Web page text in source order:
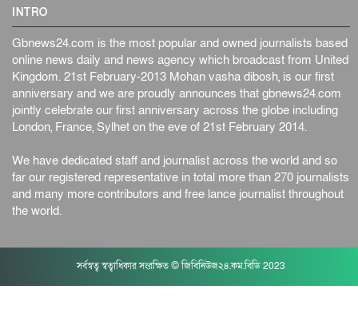
INTRO
Gbnews24.com is the most popular and owned journalists based
online news daily and news agency which broadcast from United
Kingdom. 21st February-2013 Mohan vasha dibosh, is our first
anniversary and we are proudly announces that gbnews24.com
jointly celebrate our first anniversary across the globe including
London, France, Sylhet on the eve of 21st February 2014.
We have dedicated staff and journalist across the world and so
far our registered representative in total more than 270 journalists
and many more contributors and free lance journalist throughout
the world.
সর্বস্বত্ব স্বত্বাধিকার সংরক্ষিত © জিবিনিউজ২৪.কম.বিডি 2023